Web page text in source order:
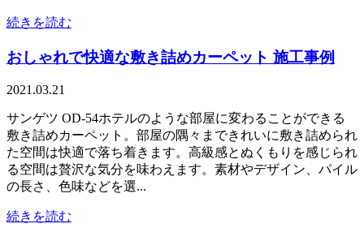
続きを読む
おしゃれで快適な敷き詰めカーペット 施工事例
2021.03.21
サンゲツ OD-54ホテルのような部屋に変わることができる
敷き詰めカーペット。部屋の隅々まできれいに敷き詰められ
た空間は快適で落ち着きます。高級感とぬくもりを感じられ
る空間は贅沢な気分を味わえます。素材やデザイン、パイル
の長さ、色味などを選...
続きを読む